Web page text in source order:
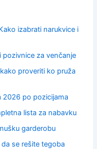
izabrati narukvice i
pozivnice za venčanje
proveriti ko pruža
2026 po pozicijama
lista za nabavku
garderobu
se rešite tegoba